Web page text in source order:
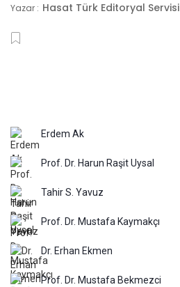
Yazar : Hasat Türk Editoryal Servisi
Erdem Ak
Prof. Dr. Harun Raşit Uysal
Tahir S. Yavuz
Prof. Dr. Mustafa Kaymakçı
Dr. Erhan Ekmen
Prof. Dr. Mustafa Bekmezci